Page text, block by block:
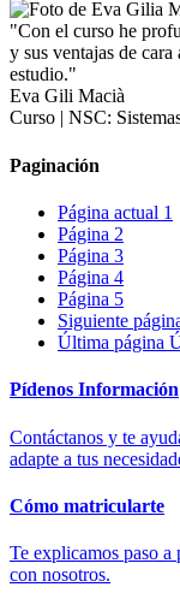
"Con el curso he
y sus ventajas de
estudio."
Eva Gili Macià
Curso | NSC:
Paginación
Página actual 1
Página 2
Página 3
Página 4
Página 5
Siguiente
Última página
Pídenos Información
Contáctanos y te
adapte a tus
Cómo matricularte
Te explicamos paso a
con nosotros.